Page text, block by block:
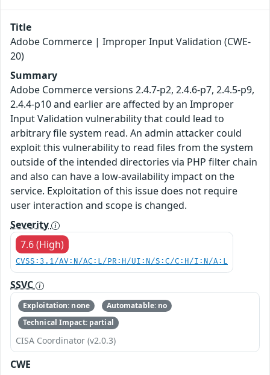
Title
Adobe Commerce | Improper Input Validation (CWE-
20)
Summary
Adobe Commerce versions 2.4.7-p2, 2.4.6-p7, 2.4.5-p9,
2.4.4-p10 and earlier are affected by an Improper
Input Validation vulnerability that could lead to
arbitrary file system read. An admin attacker could
exploit this vulnerability to read files from the system
outside of the intended directories via PHP filter chain
and also can have a low-availability impact on the
service. Exploitation of this issue does not require
user interaction and scope is changed.
Severity
7.6 (High)
CVSS:3.1/AV:N/AC:L/PR:H/UI:N/S:C/C:H/I:N/A:L
SSVC
Exploitation: none
Automatable: no
Technical Impact: partial
CISA Coordinator (v2.0.3)
CWE